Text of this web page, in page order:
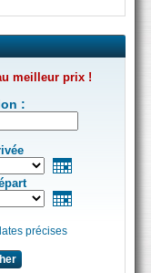
meilleur prix !
:
précises